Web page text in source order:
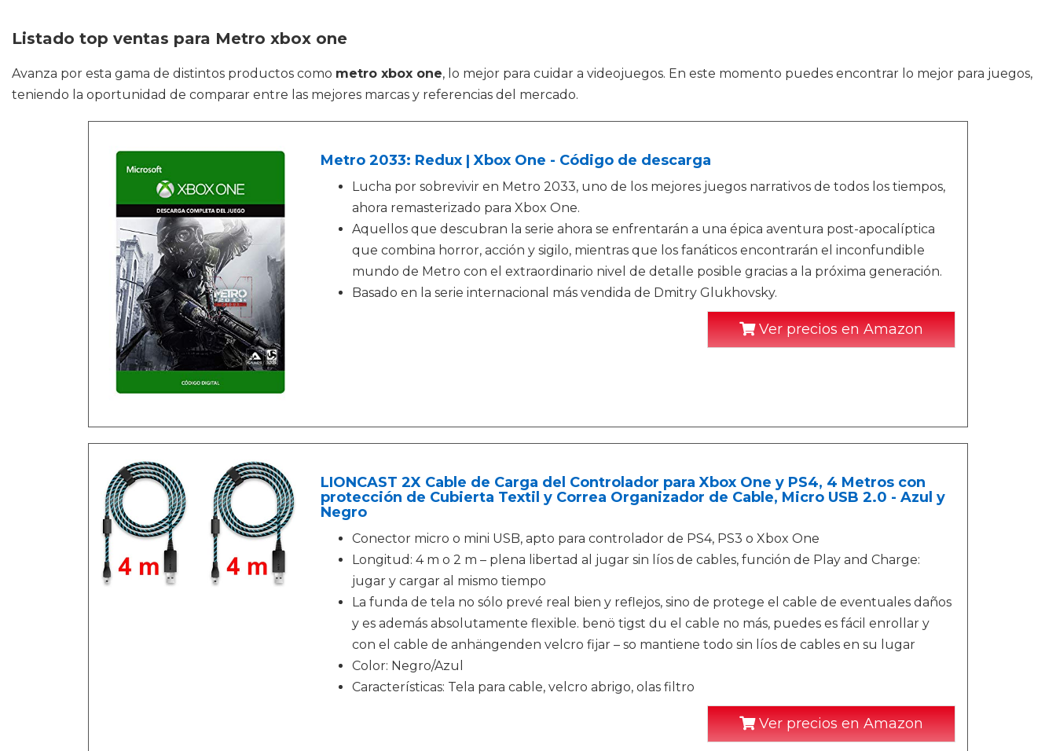
Listado top ventas para Metro xbox one
Avanza por esta gama de distintos productos como metro xbox one, lo mejor para cuidar a videojuegos. En este momento puedes encontrar lo mejor para juegos,
teniendo la oportunidad de comparar entre las mejores marcas y referencias del mercado.
Metro 2033: Redux | Xbox One - Código de descarga
Lucha por sobrevivir en Metro 2033, uno de los mejores juegos narrativos de todos los tiempos,
ahora remasterizado para Xbox One.
Aquellos que descubran la serie ahora se enfrentarán a una épica aventura post-apocalíptica
que combina horror, acción y sigilo, mientras que los fanáticos encontrarán el inconfundible
mundo de Metro con el extraordinario nivel de detalle posible gracias a la próxima generación.
Basado en la serie internacional más vendida de Dmitry Glukhovsky.
Ver precios en Amazon
LIONCAST 2X Cable de Carga del Controlador para Xbox One y PS4, 4 Metros con
protección de Cubierta Textil y Correa Organizador de Cable, Micro USB 2.0 - Azul y
Negro
Conector micro o mini USB, apto para controlador de PS4, PS3 o Xbox One
Longitud: 4 m o 2 m – plena libertad al jugar sin líos de cables, función de Play and Charge:
jugar y cargar al mismo tiempo
La funda de tela no sólo prevé real bien y reflejos, sino de protege el cable de eventuales daños
y es además absolutamente flexible. benö tigst du el cable no más, puedes es fácil enrollar y
con el cable de anhängenden velcro fijar – so mantiene todo sin líos de cables en su lugar
Color: Negro/Azul
Características: Tela para cable, velcro abrigo, olas filtro
Ver precios en Amazon